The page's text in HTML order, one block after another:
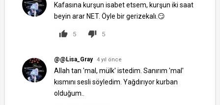
Kafasına kurşun isabet etsem, kurşun iki saat
beyin arar NET. Öyle bir gerizekalı.😏
5 5
@@Lisa_Gray 4 yıl önce
Allah tan 'mal, mülk' istedim. Sanırım 'mal'
kısmını sesli söyledim. Yağdırıyor kurban
olduğum..